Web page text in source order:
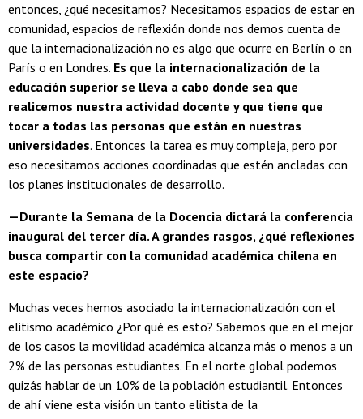
entonces, ¿qué necesitamos? Necesitamos espacios de estar en
comunidad, espacios de reflexión donde nos demos cuenta de
que la internacionalización no es algo que ocurre en Berlín o en
París o en Londres. Es que la internacionalización de la
educación superior se lleva a cabo donde sea que
realicemos nuestra actividad docente y que tiene que
tocar a todas las personas que están en nuestras
universidades. Entonces la tarea es muy compleja, pero por
eso necesitamos acciones coordinadas que estén ancladas con
los planes institucionales de desarrollo.
—Durante la Semana de la Docencia dictará la conferencia
inaugural del tercer día. A grandes rasgos, ¿qué reflexiones
busca compartir con la comunidad académica chilena en
este espacio?
Muchas veces hemos asociado la internacionalización con el
elitismo académico ¿Por qué es esto? Sabemos que en el mejor
de los casos la movilidad académica alcanza más o menos a un
2% de las personas estudiantes. En el norte global podemos
quizás hablar de un 10% de la población estudiantil. Entonces
de ahí viene esta visión un tanto elitista de la